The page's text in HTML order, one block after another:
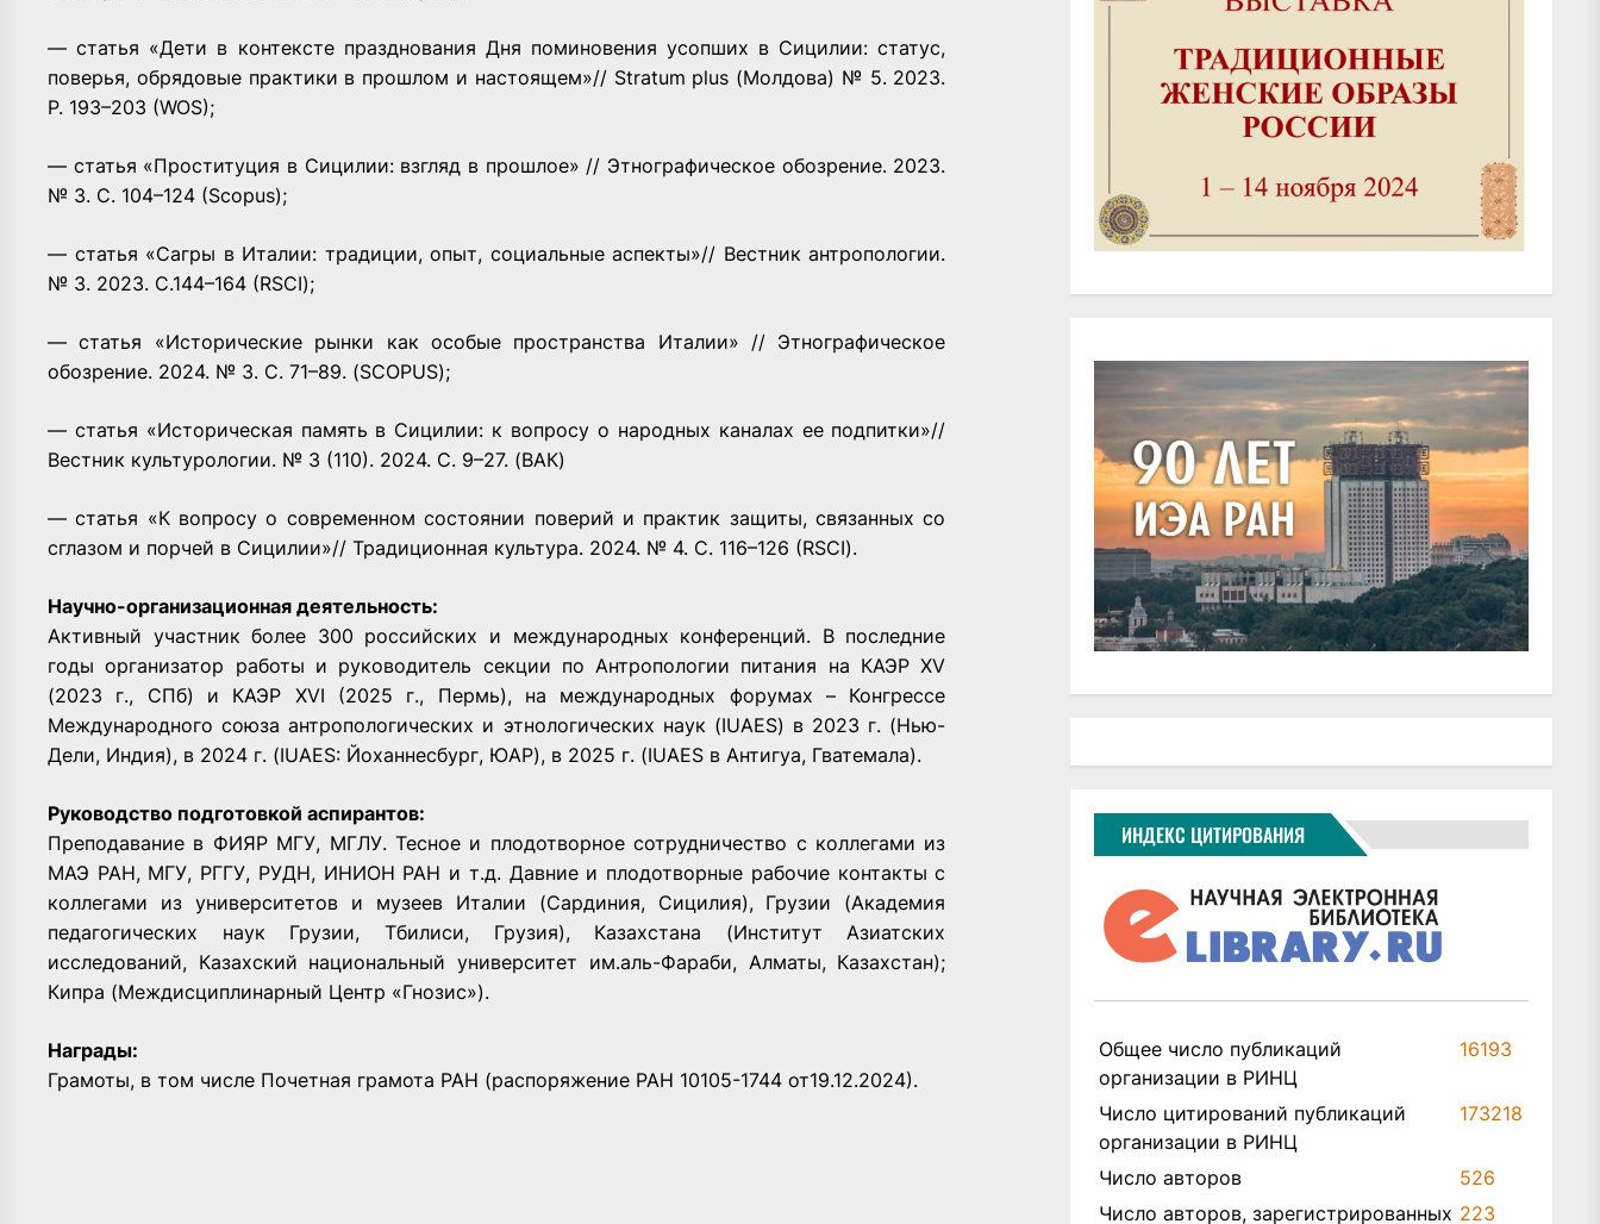
— статья «Дети в контексте празднования Дня поминовения усопших в Сицилии: статус,
поверья, обрядовые практики в прошлом и настоящем»// Stratum plus (Молдова) № 5. 2023.
P. 193–203 (WOS);
— статья «Проституция в Сицилии: взгляд в прошлое» // Этнографическое обозрение. 2023.
№ 3. С. 104–124 (Scopus);
— статья «Сагры в Италии: традиции, опыт, социальные аспекты»// Вестник антропологии.
№ 3. 2023. С.144–164 (RSCI);
— статья «Исторические рынки как особые пространства Италии» // Этнографическое
обозрение. 2024. № 3. С. 71–89. (SCOPUS);
— статья «Историческая память в Сицилии: к вопросу о народных каналах ее подпитки»//
Вестник культурологии. № 3 (110). 2024. С. 9–27. (ВАК)
— статья «К вопросу о современном состоянии поверий и практик защиты, связанных со
сглазом и порчей в Сицилии»// Традиционная культура. 2024. № 4. С. 116–126 (RSCI).
Научно-организационная деятельность:
Активный участник более 300 российских и международных конференций. В последние
годы организатор работы и руководитель секции по Антропологии питания на КАЭР XV
(2023 г., СПб) и КАЭР XVI (2025 г., Пермь), на международных форумах – Конгрессе
Международного союза антропологических и этнологических наук (IUAES) в 2023 г. (Нью-
Дели, Индия), в 2024 г. (IUAES: Йоханнесбург, ЮАР), в 2025 г. (IUAES в Антигуа, Гватемала).
Руководство подготовкой аспирантов:
Преподавание в ФИЯР МГУ, МГЛУ. Тесное и плодотворное сотрудничество с коллегами из
МАЭ РАН, МГУ, РГГУ, РУДН, ИНИОН РАН и т.д. Давние и плодотворные рабочие контакты с
коллегами из университетов и музеев Италии (Сардиния, Сицилия), Грузии (Академия
педагогических наук Грузии, Тбилиси, Грузия), Казахстана (Институт Азиатских
исследований, Казахский национальный университет им.аль-Фараби, Алматы, Казахстан);
Кипра (Междисциплинарный Центр «Гнозис»).
Награды:
Грамоты, в том числе Почетная грамота РАН (распоряжение РАН 10105-1744 от19.12.2024).
ИНДЕКС ЦИТИРОВАНИЯ
Общее число публикаций
организации в РИНЦ
16193
Число цитирований публикаций
организации в РИНЦ
173218
Число авторов
526
Число авторов, зарегистрированных 223